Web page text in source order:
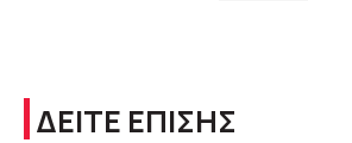
ΔΕΙΤΕ ΕΠΙΣΗΣ